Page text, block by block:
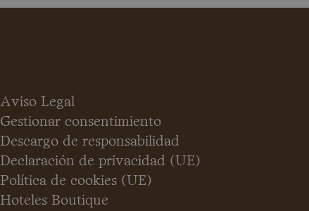
Aviso Legal
Gestionar consentimiento
Descargo de responsabilidad
Declaración de privacidad (UE)
Política de cookies (UE)
Hoteles Boutique